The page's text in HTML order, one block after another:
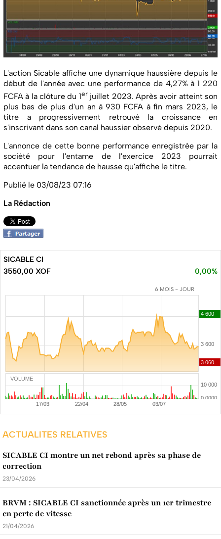
L'action Sicable affiche une dynamique haussière depuis le
début de l'année avec une performance de 4,27% à 1 220
FCFA à la clôture du 1erjuillet 2023. Après avoir atteint son
plus bas de plus d'un an à 930 FCFA à fin mars 2023, le
titre a progressivement retrouvé la croissance en
s'inscrivant dans son canal haussier observé depuis 2020.
L'annonce de cette bonne performance enregistrée par la
société pour l'entame de l'exercice 2023 pourrait
accentuer la tendance de hausse qu'affiche le titre.
Publié le 03/08/23 07:16
La Rédaction
SICABLE CI
3550,00 XOF
0,00%
6 MOIS - JOUR
VOLUME
ACTUALITES RELATIVES
SICABLE CI montre un net rebond après sa phase de
correction
23/04/2026
BRVM : SICABLE CI sanctionnée après un 1er trimestre
en perte de vitesse
21/04/2026